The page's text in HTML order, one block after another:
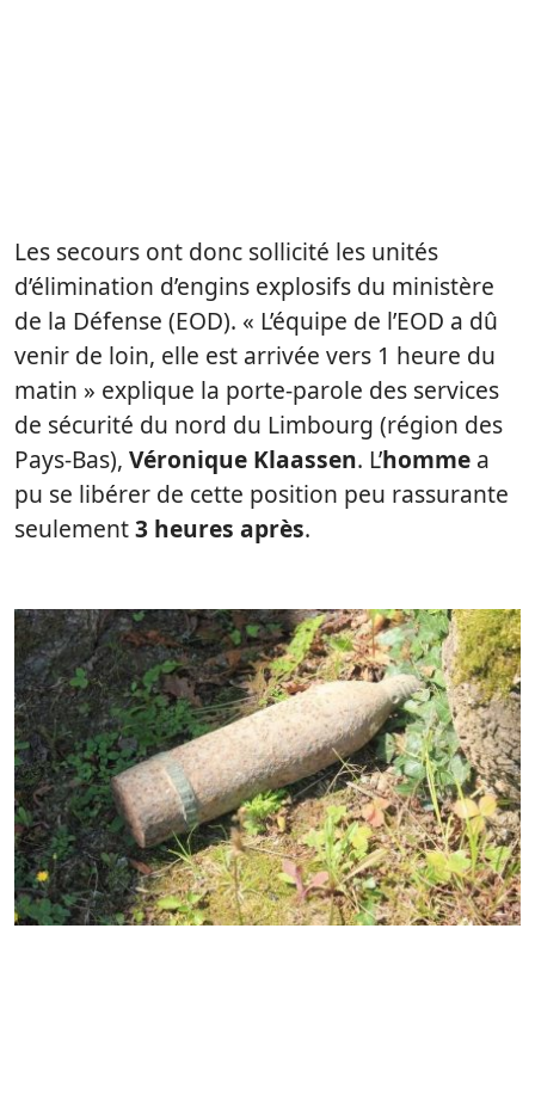
Les secours ont donc sollicité les unités
d’élimination d’engins explosifs du ministère
de la Défense (EOD). « L’équipe de l’EOD a dû
venir de loin, elle est arrivée vers 1 heure du
matin » explique la porte-parole des services
de sécurité du nord du Limbourg (région des
Pays-Bas), Véronique Klaassen. L’homme a
pu se libérer de cette position peu rassurante
seulement3 heures après.